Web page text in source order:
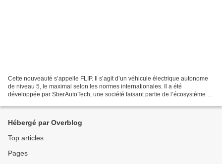
Cette nouveauté s’appelle FLIP. Il s’agit d’un véhicule électrique autonome
de niveau 5, le maximal selon les normes internationales. Il a été
développée par SberAutoTech, une société faisant partie de l’écosystème de
Hébergé par Overblog
Top articles
Pages